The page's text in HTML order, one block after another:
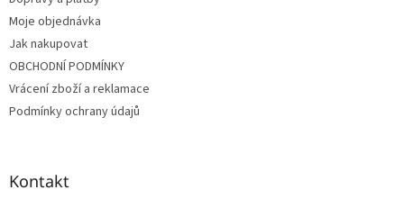
Moje objednávka
Jak nakupovat
OBCHODNÍ PODMÍNKY
Vrácení zboží a reklamace
Podmínky ochrany údajů
Kontakt